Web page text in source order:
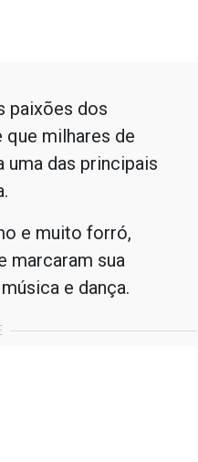
paixões dos
milhares de
uma das principais
e muito forró,
marcaram sua
e dança.